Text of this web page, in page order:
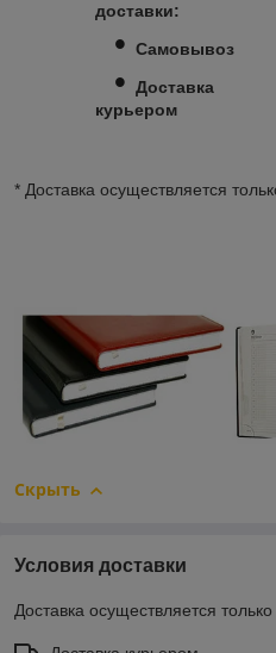
доставки:
• Самовывоз
• Доставка
курьером
* Доставка осуществляется
Скрыть
Условия доставки
Доставка осуществляется